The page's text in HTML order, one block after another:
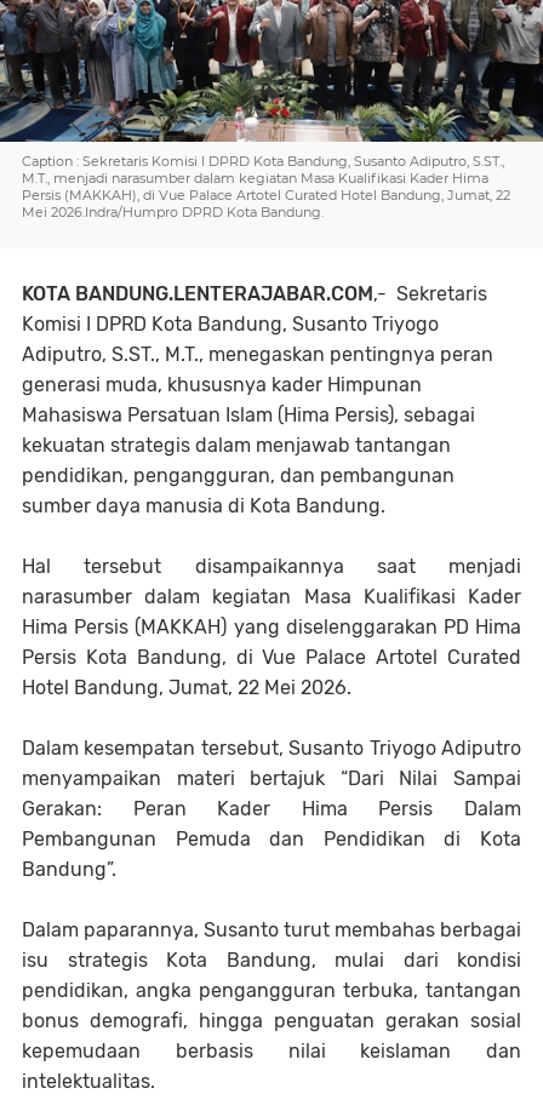
Caption : Sekretaris Komisi I DPRD Kota Bandung, Susanto Adiputro, S.ST.,
M.T., menjadi narasumber dalam kegiatan Masa Kualifikasi Kader Hima
Persis (MAKKAH), di Vue Palace Artotel Curated Hotel Bandung, Jumat, 22
Mei 2026.Indra/Humpro DPRD Kota Bandung.
KOTA BANDUNG.LENTERAJABAR.COM,- Sekretaris
Komisi I DPRD Kota Bandung, Susanto Triyogo
Adiputro, S.ST., M.T., menegaskan pentingnya peran
generasi muda, khususnya kader Himpunan
Mahasiswa Persatuan Islam (Hima Persis), sebagai
kekuatan strategis dalam menjawab tantangan
pendidikan, pengangguran, dan pembangunan
sumber daya manusia di Kota Bandung.
Hal tersebut disampaikannya saat menjadi
narasumber dalam kegiatan Masa Kualifikasi Kader
Hima Persis (MAKKAH) yang diselenggarakan PD Hima
Persis Kota Bandung, di Vue Palace Artotel Curated
Hotel Bandung, Jumat, 22 Mei 2026.
Dalam kesempatan tersebut, Susanto Triyogo Adiputro
menyampaikan materi bertajuk “Dari Nilai Sampai
Gerakan: Peran Kader Hima Persis Dalam
Pembangunan Pemuda dan Pendidikan di Kota
Bandung”.
Dalam paparannya, Susanto turut membahas berbagai
isu strategis Kota Bandung, mulai dari kondisi
pendidikan, angka pengangguran terbuka, tantangan
bonus demografi, hingga penguatan gerakan sosial
kepemudaan berbasis nilai keislaman dan
intelektualitas.